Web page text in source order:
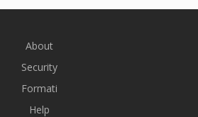
About
Security
Formati
Help